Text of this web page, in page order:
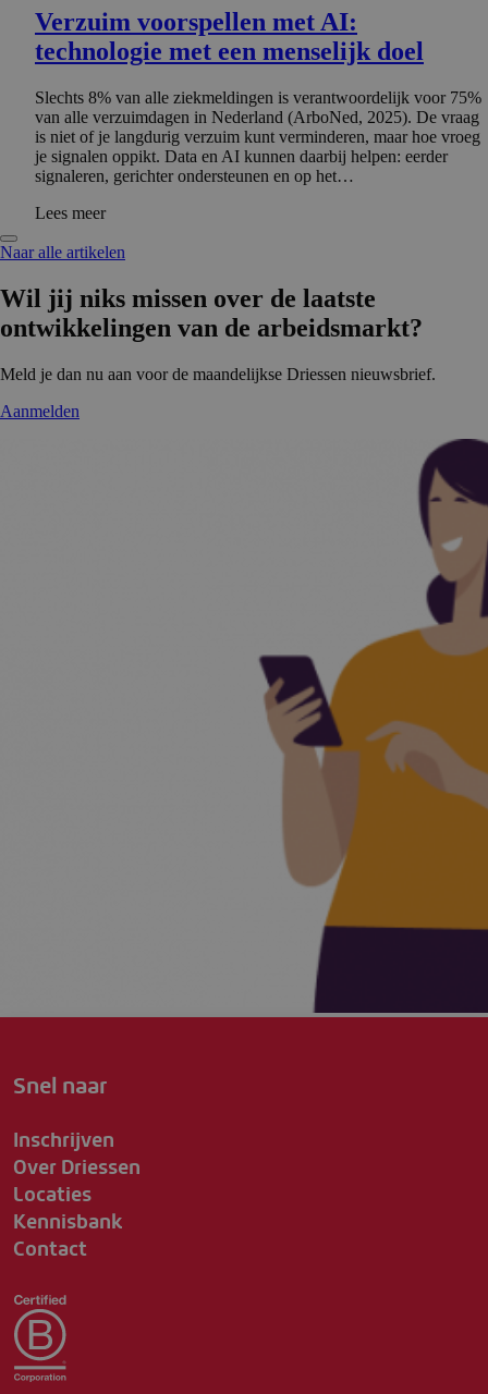
Verzuim voorspellen met AI:
technologie met een menselijk doel
Slechts 8% van alle ziekmeldingen is verantwoordelijk voor 75%
van alle verzuimdagen in Nederland (ArboNed, 2025). De vraag
is niet of je langdurig verzuim kunt verminderen, maar hoe vroeg
je signalen oppikt. Data en AI kunnen daarbij helpen: eerder
signaleren, gerichter ondersteunen en op het…
Lees meer
Naar alle artikelen
Wil jij niks missen over de laatste
ontwikke­lingen van de arbeidsmarkt?
Meld je dan nu aan voor de maandelijkse Driessen nieuwsbrief.
Aanmelden
Snel naar
Inschrijven
Over Driessen
Locaties
Kennisbank
Contact